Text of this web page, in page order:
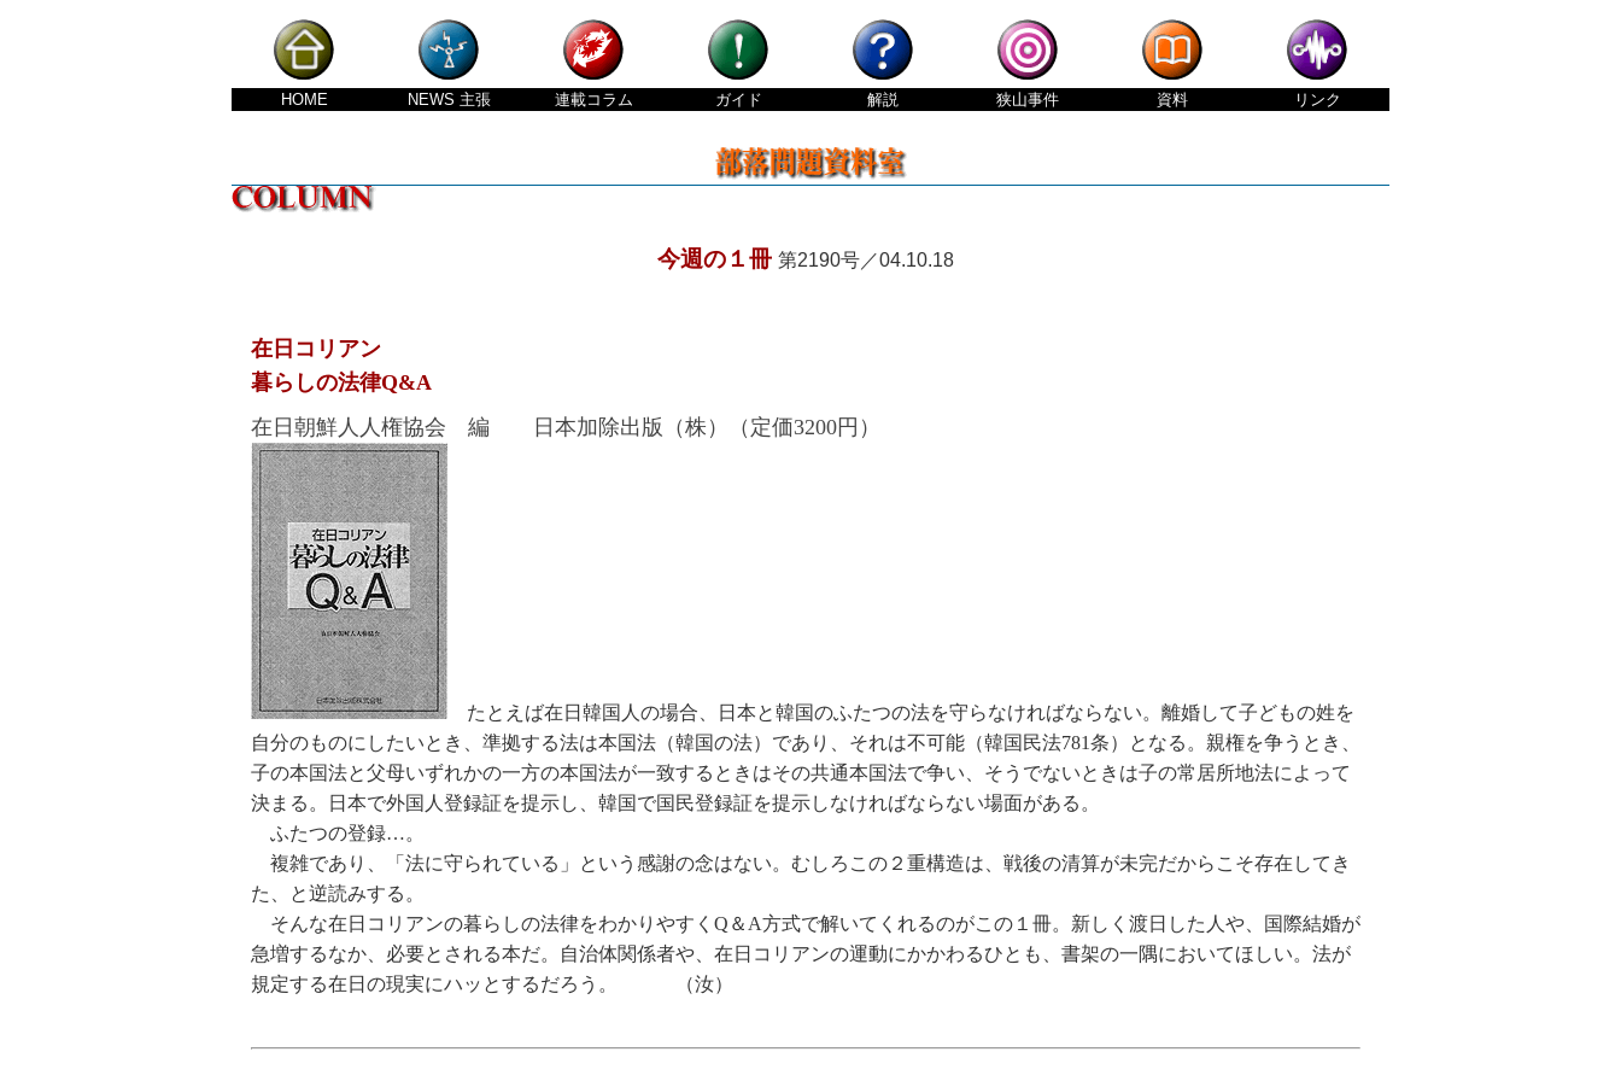
HOME NEWS 主張 連載コラム ガイド 解説 狭山事件 資料 リンク
今週の１冊 第2190号／04.10.18
在日コリアン
暮らしの法律Q&A
在日朝鮮人人権協会 編 日本加除出版（株）（定価3200円）
たとえば在日韓国人の場合、日本と韓国のふたつの法を守らなければならない。離婚して子どもの姓を
自分のものにしたいとき、準拠する法は本国法（韓国の法）であり、それは不可能（韓国民法781条）となる。親権を争うとき、
子の本国法と父母いずれかの一方の本国法が一致するときはその共通本国法で争い、そうでないときは子の常居所地法によって
決まる。日本で外国人登録証を提示し、韓国で国民登録証を提示しなければならない場面がある。
ふたつの登録…。
複雑であり、「法に守られている」という感謝の念はない。むしろこの２重構造は、戦後の清算が未完だからこそ存在してき
た、と逆読みする。
そんな在日コリアンの暮らしの法律をわかりやすくQ＆A方式で解いてくれるのがこの１冊。新しく渡日した人や、国際結婚が
急増するなか、必要とされる本だ。自治体関係者や、在日コリアンの運動にかかわるひとも、書架の一隅においてほしい。法が
規定する在日の現実にハッとするだろう。 （汝）